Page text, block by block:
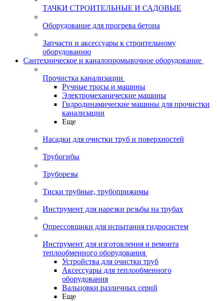
ТАЧКИ СТРОИТЕЛЬНЫЕ И САДОВЫЕ
Оборудование для прогрева бетона
Запчасти и аксессуары к строительному
оборудованию
Сантехническое и каналопромывочное оборудование
Прочистка канализации
Ручные тросы и машины
Электромеханические машины
Гидродинамические машины для прочистки
канализации
Еще
Насадки для очистки труб и поверхностей
Трубогибы
Труборезы
Тиски трубные, трубоприжимы
Инструмент для нарезки резьбы на трубах
Опрессовщики для испытания гидросистем
Инструмент для изготовления и ремонта
теплообменного оборудования
Устройства для очистки труб
Аксессуары для теплообменного
оборудования
Вальцовки различных серий
Еще